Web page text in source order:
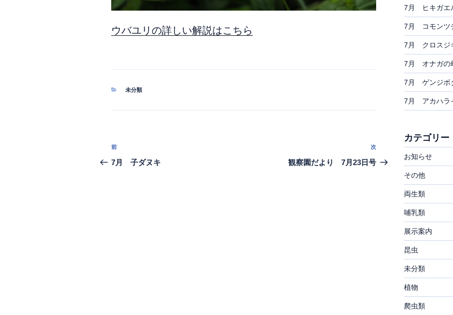
ウバユリの詳しい解説はこちら
カ
未分類
投
稿
過
去
前
7月 子ダヌキ
次
の
次
観察園だより 7月23日号
7月 ヒキガエ
7月 コモンツ
7月 クロスジ
7月 オナガの
7月 ゲンジボ
7月 アカハラ
カテゴリー
お知らせ
その他
両生類
哺乳類
展示案内
昆虫
未分類
植物
爬虫類